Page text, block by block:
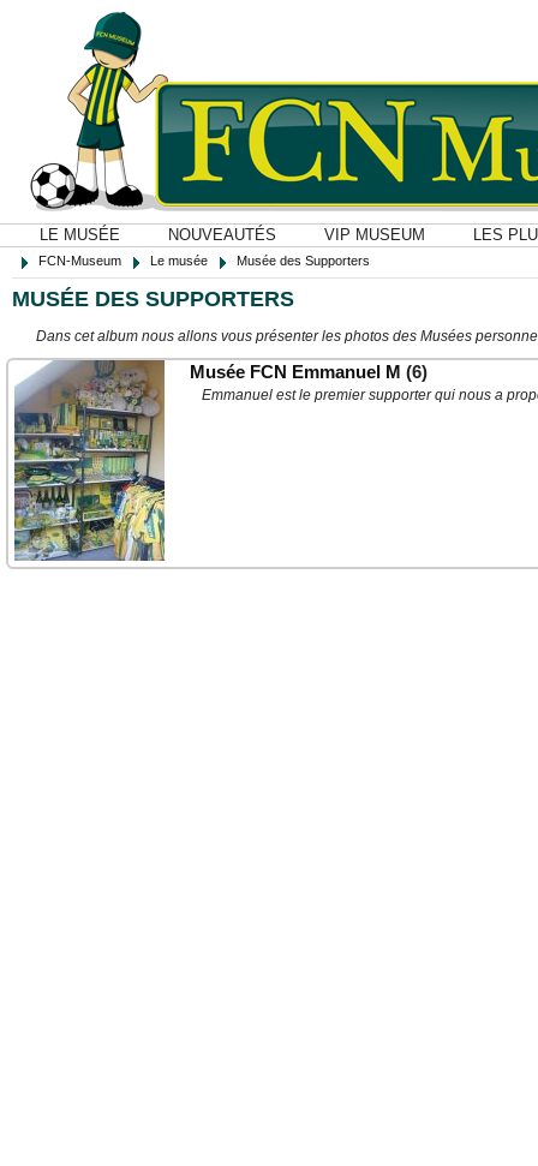
LE MUSÉE NOUVEAUTÉS VIP MUSEUM LES
FCN-Museum Le musée Musée des Supporters
MUSÉE DES SUPPORTERS
Dans cet album nous allons vous présenter les photos des Musées
Musée FCN Emmanuel M (6)
Emmanuel est le premier supporter qui nous a